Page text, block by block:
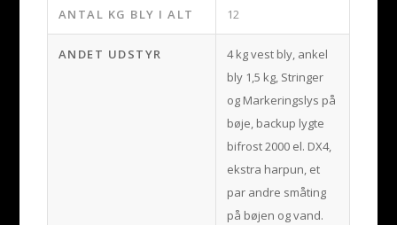
ANTAL KG BLY I ALT 12
ANDET UDSTYR
4 kg vest bly, ankel
bly 1,5 kg, Stringer
og Markeringslys på
bøje, backup lygte
bifrost 2000 el. DX4,
ekstra harpun, et
par andre småting
på bøjen og vand.